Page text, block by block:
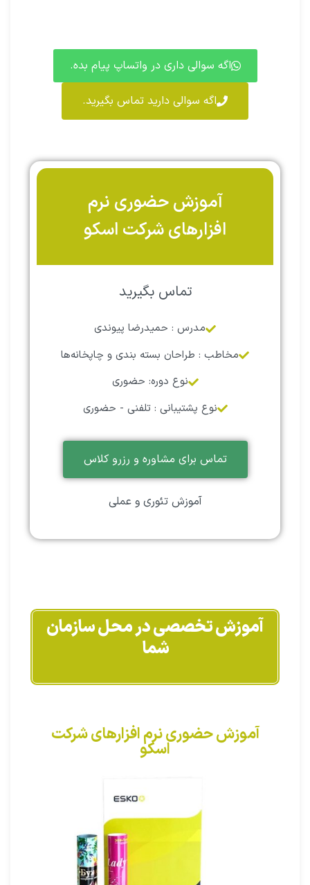
اگه سوالی داری در واتساپ پیام بده.
اگه سوالی دارید تماس بگیرید.
آموزش حضوری نرم
افزارهای شرکت اسکو
تماس بگیرید
مدرس : حمیدرضا پیوندی
مخاطب : طراحان بسته بندی و چاپخانه‌ها
نوع دوره: حضوری
نوع پشتیبانی : تلفنی - حضوری
تماس برای مشاوره و رزرو کلاس
آموزش تئوری و عملی
آموزش تخصصی در محل سازمان
شما
آموزش حضوری نرم افزارهای شرکت
اسکو